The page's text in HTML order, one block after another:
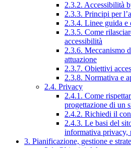
2.3.2. Accessibilità
2.3.3. Principi per
2.3.4. Linee guida e
2.3.5. Come
accessibilità
2.3.6. Meccanismo
attuazione
2.3.7. Obiettivi
2.3.8. Normativa e
2.4. Privacy
2.4.1. Come
progettazione di un
2.4.2. Richiedi il
2.4.3. Le basi del
informativa privacy,
3. Pianificazione, gestione e